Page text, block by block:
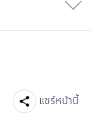
แชร์หน้านี้
Facebook
Line